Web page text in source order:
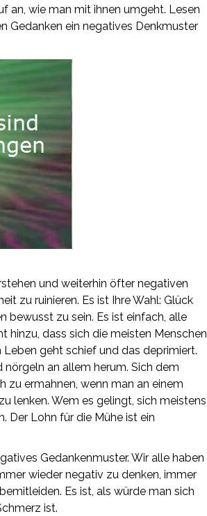
an, wie man mit ihnen umgeht. Lesen
Gedanken ein negatives Denkmuster
und weiterhin öfter negativen
zu ruinieren. Es ist Ihre Wahl: Glück
bewusst zu sein. Es ist einfach, alle
hinzu, dass sich die meisten Menschen
geht schief und das deprimiert.
an allem herum. Sich dem
zu ermahnen, wenn man an einem
lenken. Wem es gelingt, sich meistens
Der Lohn für die Mühe ist ein
Gedankenmuster. Wir alle haben
wieder negativ zu denken, immer
Es ist, als würde man sich
ist.